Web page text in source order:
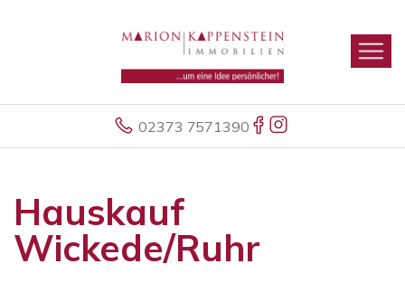
02373 7571390
Hauskauf
Wickede/Ruhr